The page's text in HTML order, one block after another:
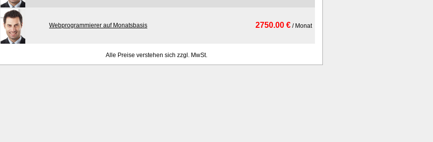
Webprogrammierer auf Monatsbasis 2750.00 € / Monat
Alle Preise verstehen sich zzgl. MwSt.